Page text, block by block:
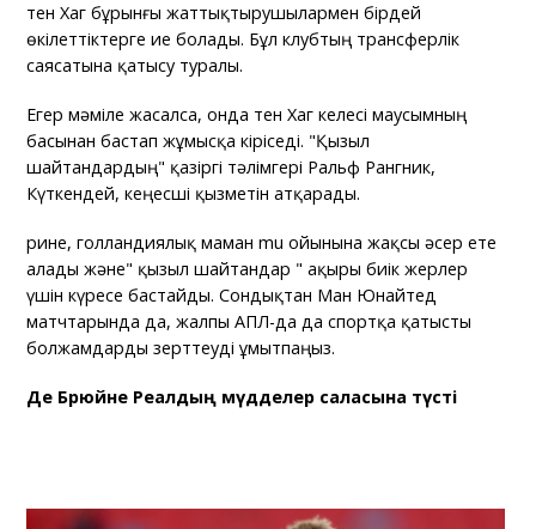
тен Хаг бұрынғы жаттықтырушылармен бірдей
өкілеттіктерге ие болады. Бұл клубтың трансферлік
саясатына қатысу туралы.
Егер мәміле жасалса, онда тен Хаг келесі маусымның
басынан бастап жұмысқа кіріседі. "Қызыл
шайтандардың" қазіргі тәлімгері Ральф Рангник,
Күткендей, кеңесші қызметін атқарады.
Әрине, голландиялық маман mu ойынына жақсы әсер ете
алады және" қызыл шайтандар " ақыры биік жерлер
үшін күресе бастайды. Сондықтан Ман Юнайтед
матчтарында да, жалпы АПЛ-да да спортқа қатысты
болжамдарды зерттеуді ұмытпаңыз.
Де Брюйне Реалдың мүдделер саласына түсті